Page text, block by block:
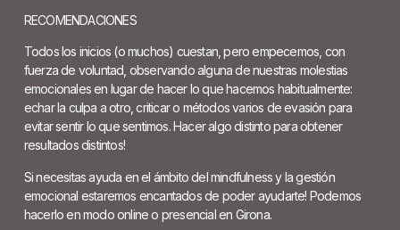
RECOMENDACIONES
Todos los inicios (o muchos) cuestan, pero empecemos, con
fuerza de voluntad, observando alguna de nuestras molestias
emocionales en lugar de hacer lo que hacemos habitualmente:
echar la culpa a otro, criticar o métodos varios de evasión para
evitar sentir lo que sentimos. Hacer algo distinto para obtener
resultados distintos!
Si necesitas ayuda en el ámbito del mindfulness y la gestión
emocional estaremos encantados de poder ayudarte! Podemos
hacerlo en modo online o presencial en Girona.